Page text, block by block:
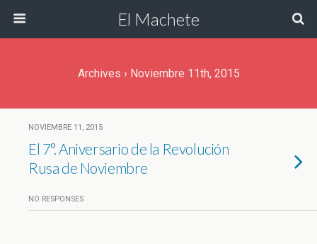
El Machete
Archives › Noviembre 11th, 2015
NOVIEMBRE 11, 2015
El 7°. Aniversario de la Revolución
Rusa de Noviembre
NO RESPONSES